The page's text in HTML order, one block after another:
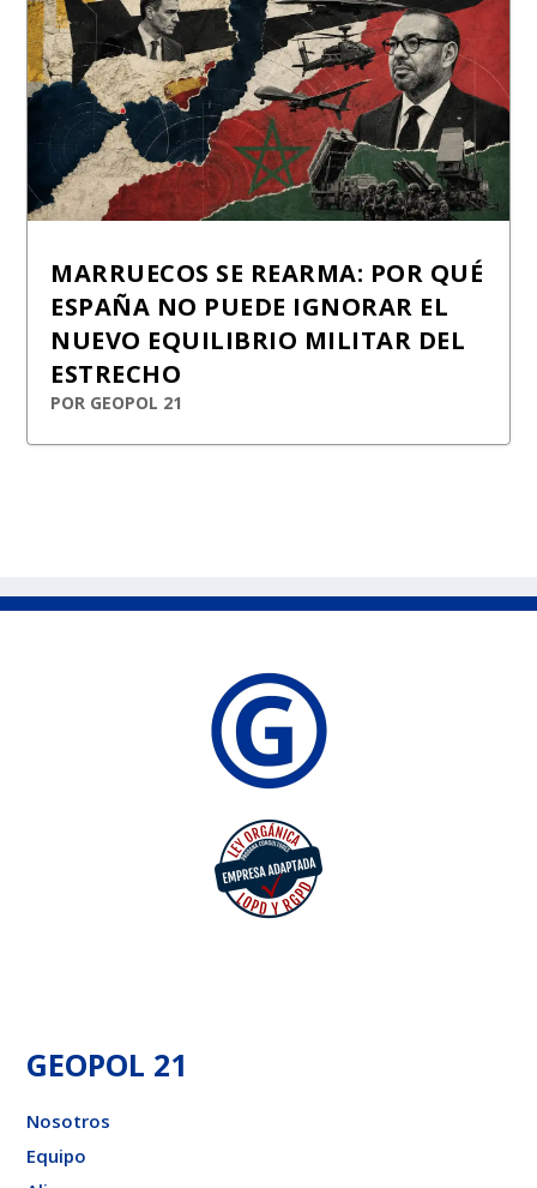
MARRUECOS SE REARMA: POR QUÉ
ESPAÑA NO PUEDE IGNORAR EL
NUEVO EQUILIBRIO MILITAR DEL
ESTRECHO
POR GEOPOL 21
GEOPOL 21
Nosotros
Equipo